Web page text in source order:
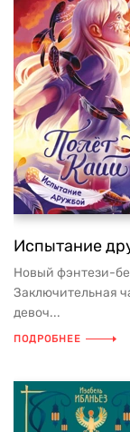
Испытание
Новый фэнтези-
Заключительная
девоч...
ПОДРОБНЕЕ